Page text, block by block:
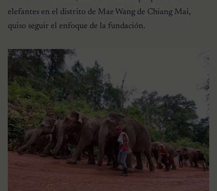
elefantes en el distrito de Mae Wang de Chiang Mai,
quiso seguir el enfoque de la fundación.